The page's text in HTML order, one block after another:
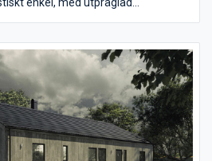
hallen möts man av en öppen och
till hallen finns ett mindre
höger om hallen ligger de två mindre
att skapa barnrum, hemma-
Anpassa planlösningen